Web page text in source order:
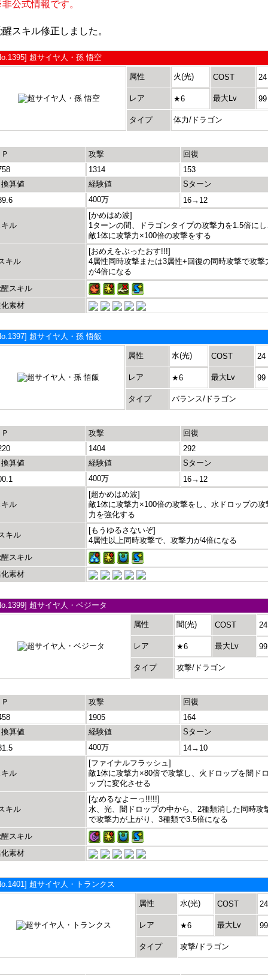
公式情報です。
醒スキル修正しました。
超サイヤ人・孫 悟空
属性 火(光) COST 24
レア ★6 最大Lv 99
タイプ 体力/ドラゴン
攻撃
回復
1314
153
換算値
経験値
Sターン
400万 16→12
キル
[かめはめ波]
1ターンの間、ドラゴンタイプの攻撃力を1.5倍に
敵1体に攻撃力×100倍の攻撃をする
キル
[おめえをぶったおす!!!]
4属性同時攻撃または3属性+回復の同時攻撃で攻撃
が4倍になる
スキル
素材
超サイヤ人・孫 悟飯
属性 水(光) COST 24
レア ★6 最大Lv 99
タイプ バランス/ドラゴン
攻撃
回復
1404
292
換算値
経験値
Sターン
400万 16→12
キル
[超かめはめ波]
敵1体に攻撃力×100倍の攻撃をし、水ドロップの攻
力を強化する
キル
[もうゆるさないぞ]
4属性以上同時攻撃で、攻撃力が4倍になる
スキル
素材
超サイヤ人・ベジータ
属性 闇(光) COST 24
レア ★6 最大Lv 99
タイプ 攻撃/ドラゴン
攻撃
回復
1905
164
換算値
経験値
Sターン
400万 14→10
キル
[ファイナルフラッシュ]
敵1体に攻撃力×80倍で攻撃し、火ドロップを闇ド
ップに変化させる
キル
[なめるなよーっ!!!!!]
水、光、闇ドロップの中から、2種類消した同時攻
で攻撃力が上がり、3種類で3.5倍になる
スキル
素材
超サイヤ人・トランクス
属性 水(光) COST 24
レア ★6 最大Lv 99
タイプ 攻撃/ドラゴン